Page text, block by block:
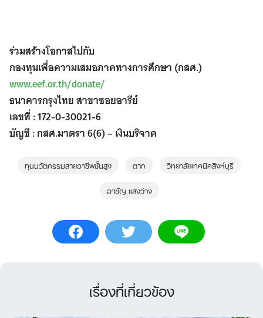
ร่วมสร้างโอกาสไปกับ
กองทุนเพื่อความเสมอภาคทางการศึกษา (กสศ.)
www.eef.or.th/donate/
ธนาคารกรุงไทย สาขาซอยอารีย์
เลขที่ : 172-0-30021-6
บัญชี : กสศ.มาตรา 6(6) – เงินบริจาค
ทุนนวัตกรรมสายอาชีพชั้นสูง ตาก
วิทยาลัยเทคนิคสิงห์บุรี
อาชัญ แสงว่าง
เรื่องที่เกี่ยวข้อง